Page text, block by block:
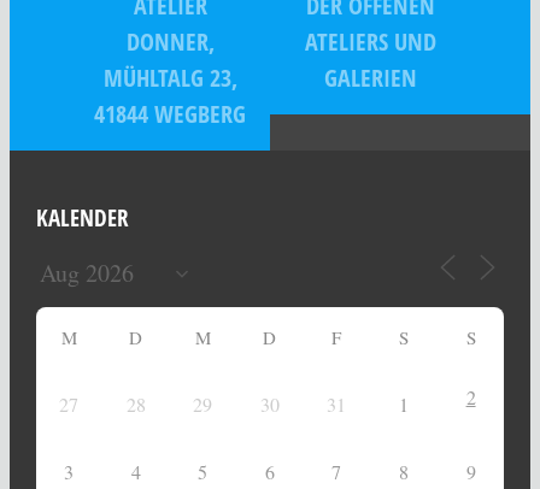
DONNER,
MÜHLTALG 23,
41844 WEGBERG
ATELIERS UND
GALERIEN
KALENDER
M D M D F S S
27 28 29 30 31 1 2
3 4 5 6 7 8 9